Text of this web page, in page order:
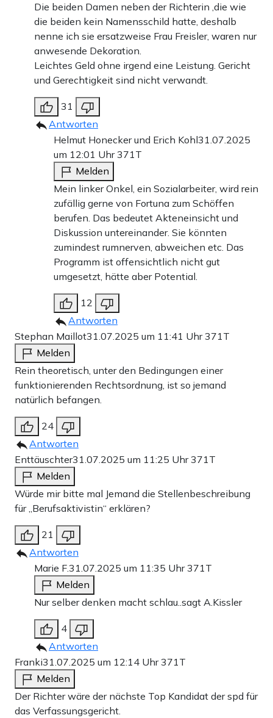
Die beiden Damen neben der Richterin ,die wie
die beiden kein Namensschild hatte, deshalb
nenne ich sie ersatzweise Frau Freisler, waren nur
anwesende Dekoration.
Leichtes Geld ohne irgend eine Leistung. Gericht
und Gerechtigkeit sind nicht verwandt.
31
Antworten
Helmut Honecker und Erich Kohl31.07.2025
um 12:01 Uhr371T
Melden
Mein linker Onkel, ein Sozialarbeiter, wird rein
zufällig gerne von Fortuna zum Schöffen
berufen. Das bedeutet Akteneinsicht und
Diskussion untereinander. Sie könnten
zumindest rumnerven, abweichen etc. Das
Programm ist offensichtlich nicht gut
umgesetzt, hätte aber Potential.
12
Antworten
Stephan Maillot31.07.2025 um 11:41 Uhr371T
Melden
Rein theoretisch, unter den Bedingungen einer
funktionierenden Rechtsordnung, ist so jemand
natürlich befangen.
24
Antworten
Enttäuschter31.07.2025 um 11:25 Uhr371T
Melden
Würde mir bitte mal Jemand die Stellenbeschreibung
für „Berufsaktivistin“ erklären?
21
Antworten
Marie F.31.07.2025 um 11:35 Uhr371T
Melden
Nur selber denken macht schlau..sagt A.Kissler
4
Antworten
Franki31.07.2025 um 12:14 Uhr371T
Melden
Der Richter wäre der nächste Top Kandidat der spd für
das Verfassungsgericht.